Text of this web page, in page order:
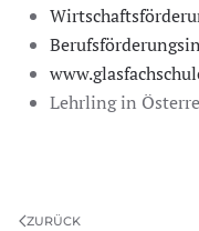
Lehrling in
ZURÜCK